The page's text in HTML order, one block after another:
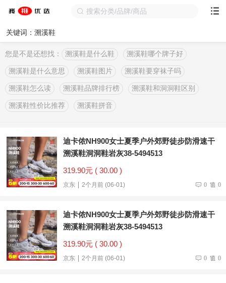
关键词：溯溪鞋
您是不是还想找： 溯溪鞋是什么鞋 溯溪鞋哪个牌子好
溯溪鞋是什么意思 溯溪鞋图片 溯溪鞋要穿袜子吗
溯溪鞋怎么读 溯溪鞋品牌排行榜 溯溪鞋和洞洞鞋区别
溯溪鞋性价比推荐 溯溪鞋拼音
迪卡侬NH900女士夏季户外郊野徒步防滑速干
溯溪鞋洞洞鞋岩灰38-5494513
319.90元 ( 30.00 )
京东 2个月前 (06-01) 0 0
迪卡侬NH900女士夏季户外郊野徒步防滑速干
溯溪鞋洞洞鞋岩灰38-5494513
319.90元 ( 30.00 )
京东 2个月前 (06-01) 0 0